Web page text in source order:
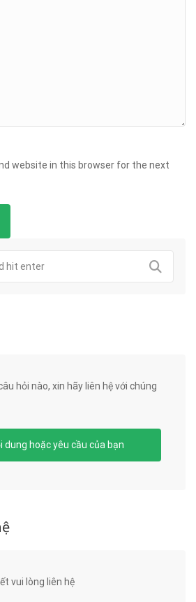
website in this browser for the next
hỏi nào, xin hãy liên hệ với chúng
dung hoặc yêu cầu của bạn
vui lòng liên hệ